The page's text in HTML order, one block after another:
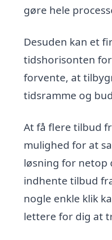
gøre hele
Desuden kan et
tidshorisonten
forvente, at
tidsramme og
At få flere tilbud
mulighed for at
løsning for netop
indhente tilbud
nogle enkle klik
lettere for dig at